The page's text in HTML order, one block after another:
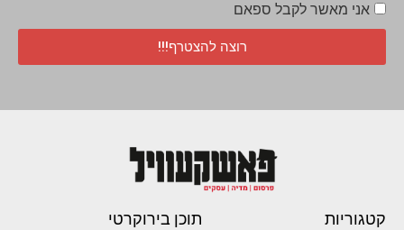
אני מאשר לקבל ספאם
רוצה להצטרף!!!
קטגוריות תוכן בירוקרטי